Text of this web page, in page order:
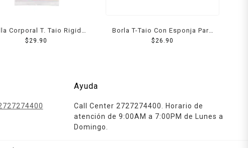
Corporal T. Taio Rigida
Bano Con Argollas 1 Pzs
$ 29.90
Borla T-Taio Con Esponja Para
Baño 1 Pz
$ 26.90
Ayuda
Call Center 2727274400. Horario de
atención de 9:00AM a 7:00PM de Lunes a
Domingo.